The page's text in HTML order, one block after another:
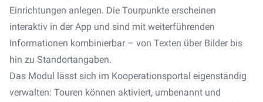
Einrichtungen anlegen. Die Tourpunkte erscheinen
interaktiv in der App und sind mit weiterführenden
Informationen kombinierbar – von Texten über Bilder bis
hin zu Standortangaben.
Das Modul lässt sich im Kooperationsportal eigenständig
verwalten: Touren können aktiviert, umbenannt und